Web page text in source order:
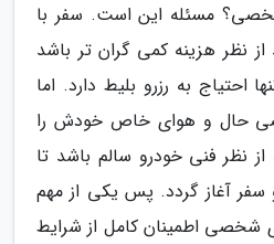
شخصی؟ مسئله این است. سفر با
نظر هزینه کمی گران تر باشد
احتیاج به رزرو بلیط دارد. اما
حال و هوای خاص خودش را
نظر فنی خودرو سالم باشد تا
سفر آغاز گردد. پس یکی از مهم
شخصی اطمینان کامل از شرایط